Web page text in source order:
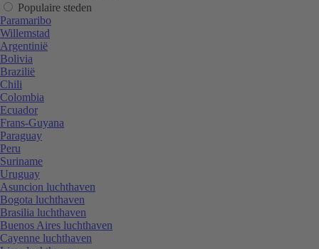
Populaire steden
Paramaribo
Willemstad
Argentinië
Bolivia
Brazilië
Chili
Colombia
Ecuador
Frans-Guyana
Paraguay
Peru
Suriname
Uruguay
Asuncion luchthaven
Bogota luchthaven
Brasilia luchthaven
Buenos Aires luchthaven
Cayenne luchthaven